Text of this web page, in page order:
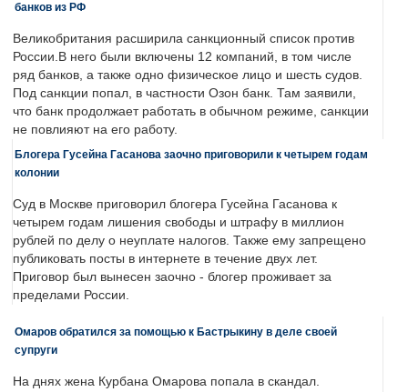
банков из РФ
Великобритания расширила санкционный список против
России.В него были включены 12 компаний, в том числе
ряд банков, а также одно физическое лицо и шесть судов.
Под санкции попал, в частности Озон банк. Там заявили,
что банк продолжает работать в обычном режиме, санкции
не повлияют на его работу.
Блогера Гусейна Гасанова заочно приговорили к четырем годам
колонии
Суд в Москве приговорил блогера Гусейна Гасанова к
четырем годам лишения свободы и штрафу в миллион
рублей по делу о неуплате налогов. Также ему запрещено
публиковать посты в интернете в течение двух лет.
Приговор был вынесен заочно - блогер проживает за
пределами России.
Омаров обратился за помощью к Бастрыкину в деле своей
супруги
На днях жена Курбана Омарова попала в скандал.